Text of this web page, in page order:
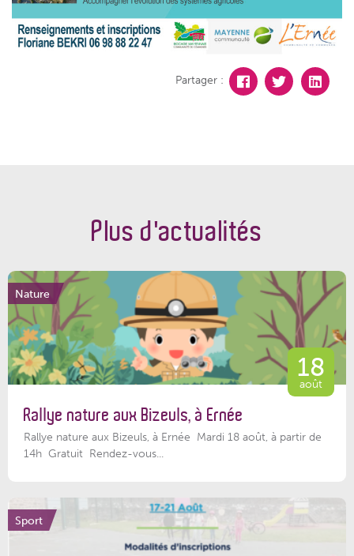
Partager :
Plus d'actualités
Nature
18
août
Rallye nature aux Bizeuls, à Ernée
Rallye nature aux Bizeuls, à Ernée Mardi 18 août, à partir de
14h Gratuit Rendez-vous...
Sport